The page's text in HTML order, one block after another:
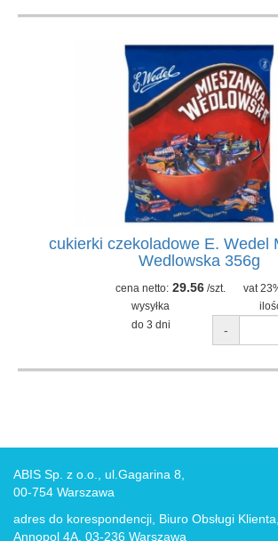
cukierki czekoladowe E. Wedel
Wedlowska 356g
cena netto: 29.56 /szt.
vat
wysyłka
do 3 dni
-
ABIS Sp. z o.o., ul.Gagarina 8,
00-754 Warszawa
adres do korespondencji, Biuro Obsługi Klienta,
Annopol 4A, 03-236 Warszawa